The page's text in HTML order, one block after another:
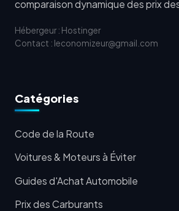
comparaison dynamique des prix
Hébergeur : Hostinger
Contact : leconomizeur@gmail.com
Catégories
Code de la Route
Voitures & Moteurs à Éviter
Guides d'Achat Automobile
Prix des Carburants